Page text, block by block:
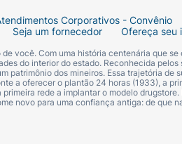
Corporativos - Convênio
Seja um fornecedor Ofereça seu
você. Com uma história centenária que
do interior do estado. Reconhecida
patrimônio dos mineiros. Essa trajetória de
a oferecer o plantão 24 horas (1933), a
rede a implantar o modelo
novo para uma confiança antiga: de que